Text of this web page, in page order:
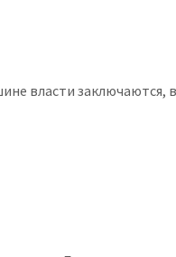
власти заключаются,